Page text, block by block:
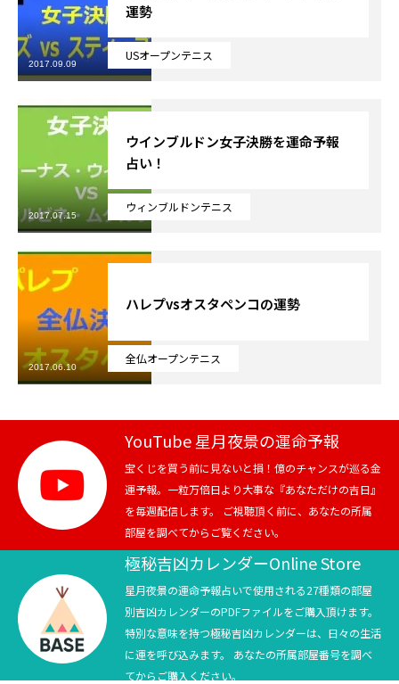
USオープンテニス
運勢
2017.09.09
ウィンブルドンテニス
ウインブルドン女子決勝を運命予報
占い！
2017.07.15
全仏オープンテニス
ハレプvsオスタペンコの運勢
2017.06.10
YouTube 星月夜景の運命予報
宝くじを買う前に見ないと損！億のチャンスが巡る金
運予報。一粒万倍日より大事な『あなただけの吉日』
を毎週配信します。 ご視聴頂く前に、あなたの所属
部屋を調べてからご覧ください。
極秘吉凶カレンダーOnline Store
星月夜景の運命予報占いで使用される27種類の部屋
別吉凶カレンダーのPDFファイルをご購入頂けます。
特別な意味を持つ極秘吉凶カレンダーは、日々の生活
に運を呼び込みます。 あなたの所属部屋番号を調べ
てからご購入ください。